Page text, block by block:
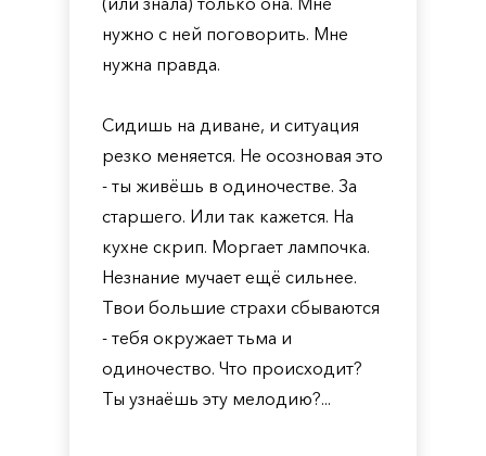
нужно с ней поговорить. Мне
нужна правда.
Сидишь на диване, и ситуация
резко меняется. Не осозновая это
- ты живёшь в одиночестве. За
старшего. Или так кажется. На
кухне скрип. Моргает лампочка.
Незнание мучает ещё сильнее.
Твои большие страхи сбываются
- тебя окружает тьма и
одиночество. Что происходит?
Ты узнаёшь эту мелодию?...